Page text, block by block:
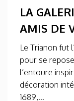
LA
AMIS DE
Le Trianon fut
pour se
l’entoure
décoration
1689,...